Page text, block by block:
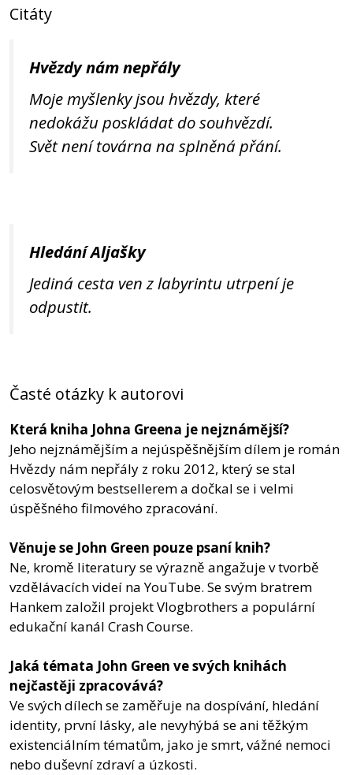
Citáty
Hvězdy nám nepřály
Moje myšlenky jsou hvězdy, které
nedokážu poskládat do souhvězdí.
Svět není továrna na splněná přání.
Hledání Aljašky
Jediná cesta ven z labyrintu utrpení je
odpustit.
Časté otázky k autorovi
Která kniha Johna Greena je nejznámější?
Jeho nejznámějším a nejúspěšnějším dílem je román
Hvězdy nám nepřály z roku 2012, který se stal
celosvětovým bestsellerem a dočkal se i velmi
úspěšného filmového zpracování.
Věnuje se John Green pouze psaní knih?
Ne, kromě literatury se výrazně angažuje v tvorbě
vzdělávacích videí na YouTube. Se svým bratrem
Hankem založil projekt Vlogbrothers a populární
edukační kanál Crash Course.
Jaká témata John Green ve svých knihách
nejčastěji zpracovává?
Ve svých dílech se zaměřuje na dospívání, hledání
identity, první lásky, ale nevyhýbá se ani těžkým
existenciálním tématům, jako je smrt, vážné nemoci
nebo duševní zdraví a úzkosti.